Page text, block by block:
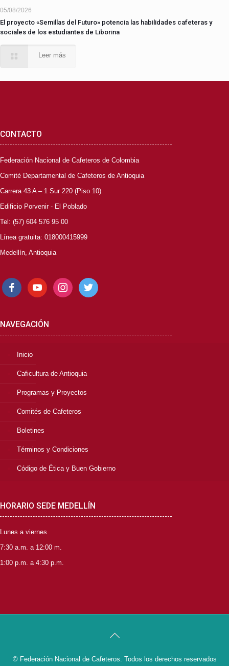
05/08/2026
El proyecto «Semillas del Futuro» potencia las habilidades cafeteras y
sociales de los estudiantes de Liborina
Leer más
CONTACTO
Federación Nacional de Cafeteros de Colombia
Comité Departamental de Cafeteros de Antioquia
Carrera 43 A – 1 Sur 220 (Piso 10)
Edificio Porvenir - El Poblado
Tel: (57) 604 576 95 00
Línea gratuita: 018000415999
Medellín, Antioquia
facebookyoutube instagramtwitter
NAVEGACIÓN
Inicio
Caficultura de Antioquia
Programas y Proyectos
Comités de Cafeteros
Boletines
Términos y Condiciones
Código de Ética y Buen Gobierno
HORARIO SEDE MEDELLÍN
Lunes a viernes
7:30 a.m. a 12:00 m.
1:00 p.m. a 4:30 p.m.
© Federación Nacional de Cafeteros. Todos los derechos reservados